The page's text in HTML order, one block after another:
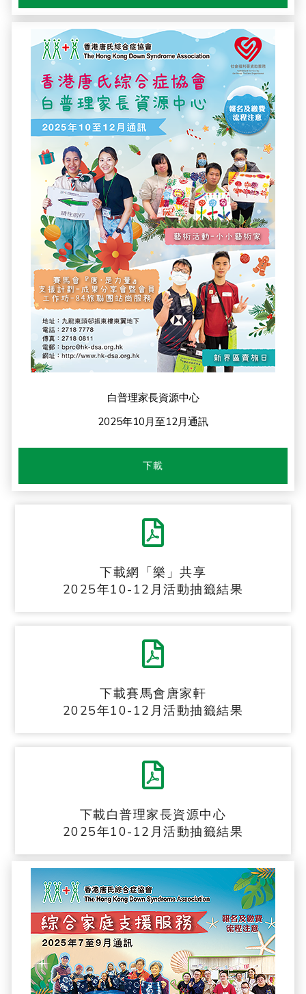
白普理家長資源中心
2025年10月至12月通訊
下載
下載網「樂」共享
2025年10-12月活動抽籤結果
下載賽馬會唐家軒
2025年10-12月活動抽籤結果
下載白普理家長資源中心
2025年10-12月活動抽籤結果